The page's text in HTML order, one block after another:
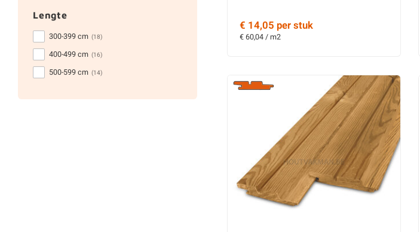
Lengte
300-399 cm (18)
400-499 cm (16)
500-599 cm (14)
€ 14,05 per stuk
€ 60,04 / m2